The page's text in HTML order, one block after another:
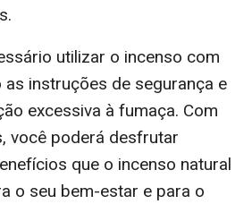
utilizar o incenso com
as instruções de segurança e
excessiva à fumaça. Com
você poderá desfrutar
que o incenso natural
o seu bem-estar e para o